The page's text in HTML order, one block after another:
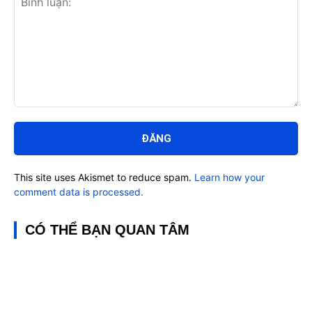
luận:
This site uses Akismet to reduce spam. Learn how your
comment data is processed.
CÓ THỂ BẠN QUAN TÂM